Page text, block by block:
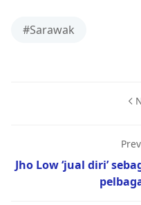
#Sarawak
Jho Low ‘jual diri’